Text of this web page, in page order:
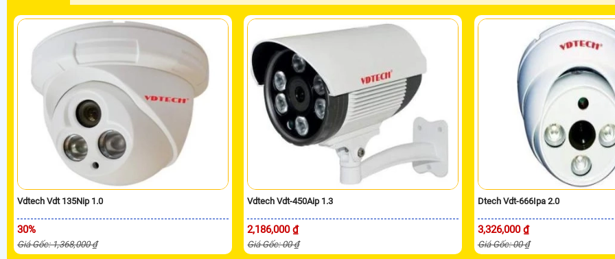
Vdtech Vdt 135Nip 1.0
30%
Giá Gốc: 1,368,000 ₫
Vdtech Vdt-450Aip 1.3
2,186,000 ₫
Giá Gốc: 00 ₫
Dtech Vdt-666Ipa 2.0
3,326,000 ₫
Giá Gốc: 00 ₫